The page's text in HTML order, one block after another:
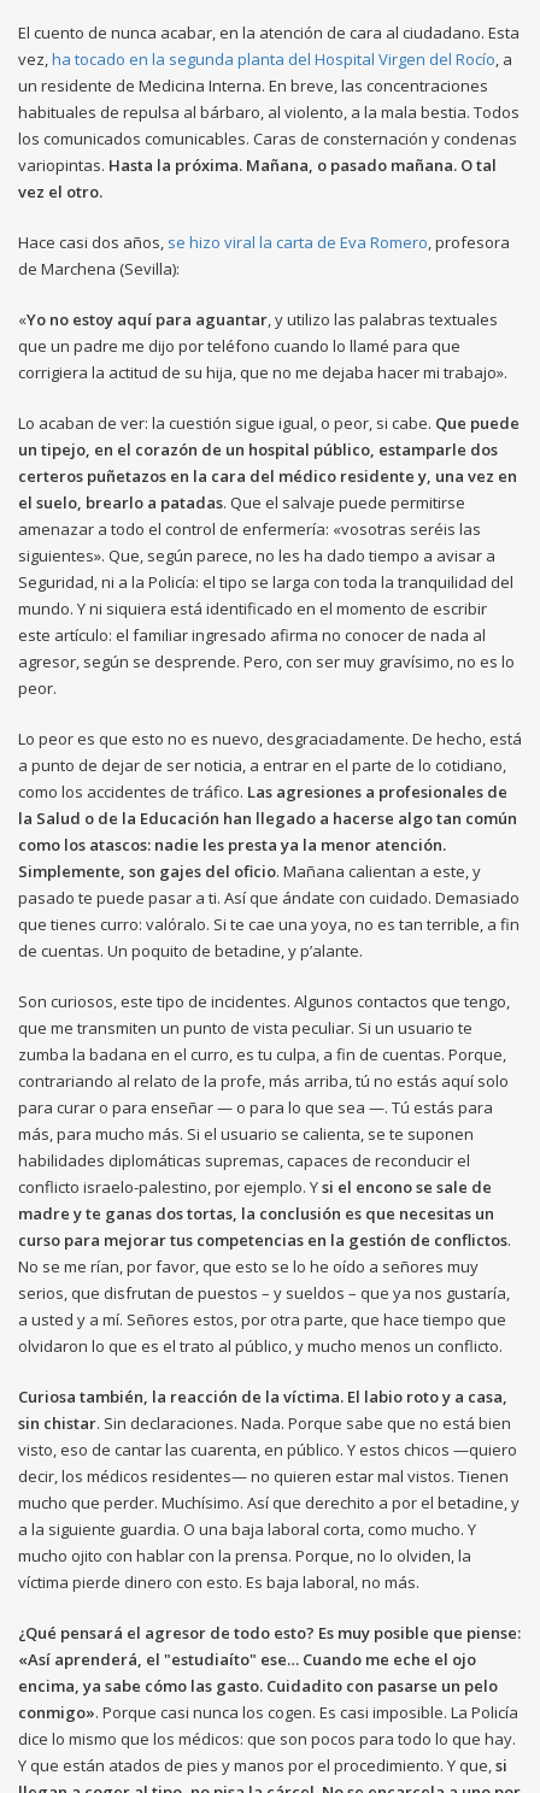
El cuento de nunca acabar, en la atención de cara al ciudadano. Esta
vez,ha tocado en la segunda planta del Hospital Virgen del Rocío, a
un residente de Medicina Interna. En breve, las concentraciones
habituales de repulsa al bárbaro, al violento, a la mala bestia. Todos
los comunicados comunicables. Caras de consternación y condenas
variopintas. Hasta la próxima. Mañana, o pasado mañana. O tal
vez el otro.
Hace casi dos años, se hizo viral la carta de Eva Romero, profesora
de Marchena (Sevilla):
«Yo no estoy aquí para aguantar, y utilizo las palabras textuales
que un padre me dijo por teléfono cuando lo llamé para que
corrigiera la actitud de su hija, que no me dejaba hacer mi trabajo».
Lo acaban de ver: la cuestión sigue igual, o peor, si cabe. Que puede
un tipejo, en el corazón de un hospital público, estamparle dos
certeros puñetazos en la cara del médico residente y, una vez en
el suelo, brearlo a patadas. Que el salvaje puede permitirse
amenazar a todo el control de enfermería: «vosotras seréis las
siguientes». Que, según parece, no les ha dado tiempo a avisar a
Seguridad, ni a la Policía: el tipo se larga con toda la tranquilidad del
mundo. Y ni siquiera está identificado en el momento de escribir
este artículo: el familiar ingresado afirma no conocer de nada al
agresor, según se desprende. Pero, con ser muy gravísimo, no es lo
peor.
Lo peor es que esto no es nuevo, desgraciadamente. De hecho, está
a punto de dejar de ser noticia, a entrar en el parte de lo cotidiano,
como los accidentes de tráfico. Las agresiones a profesionales de
la Salud o de la Educación han llegado a hacerse algo tan común
como los atascos: nadie les presta ya la menor atención.
Simplemente, son gajes del oficio. Mañana calientan a este, y
pasado te puede pasar a ti. Así que ándate con cuidado. Demasiado
que tienes curro: valóralo. Si te cae una yoya, no es tan terrible, a fin
de cuentas. Un poquito de betadine, y p’alante.
Son curiosos, este tipo de incidentes. Algunos contactos que tengo,
que me transmiten un punto de vista peculiar. Si un usuario te
zumba la badana en el curro, es tu culpa, a fin de cuentas. Porque,
contrariando al relato de la profe, más arriba, tú no estás aquí solo
para curar o para enseñar — o para lo que sea —. Tú estás para
más, para mucho más. Si el usuario se calienta, se te suponen
habilidades diplomáticas supremas, capaces de reconducir el
conflicto israelo-palestino, por ejemplo. Ysi el encono se sale de
madre y te ganas dos tortas, la conclusión es que necesitas un
curso para mejorar tus competencias en la gestión de conflictos.
No se me rían, por favor, que esto se lo he oído a señores muy
serios, que disfrutan de puestos – y sueldos – que ya nos gustaría,
a usted y a mí. Señores estos, por otra parte, que hace tiempo que
olvidaron lo que es el trato al público, y mucho menos un conflicto.
Curiosa también, la reacción de la víctima. El labio roto y a casa,
sin chistar. Sin declaraciones. Nada. Porque sabe que no está bien
visto, eso de cantar las cuarenta, en público. Y estos chicos —quiero
decir, los médicos residentes— no quieren estar mal vistos. Tienen
mucho que perder. Muchísimo. Así que derechito a por el betadine, y
a la siguiente guardia. O una baja laboral corta, como mucho. Y
mucho ojito con hablar con la prensa. Porque, no lo olviden, la
víctima pierde dinero con esto. Es baja laboral, no más.
¿Qué pensará el agresor de todo esto? Es muy posible que piense:
«Así aprenderá, el "estudiaíto" ese… Cuando me eche el ojo
encima, ya sabe cómo las gasto. Cuidadito con pasarse un pelo
conmigo». Porque casi nunca los cogen. Es casi imposible. La Policía
dice lo mismo que los médicos: que son pocos para todo lo que hay.
Y que están atados de pies y manos por el procedimiento. Y que,si